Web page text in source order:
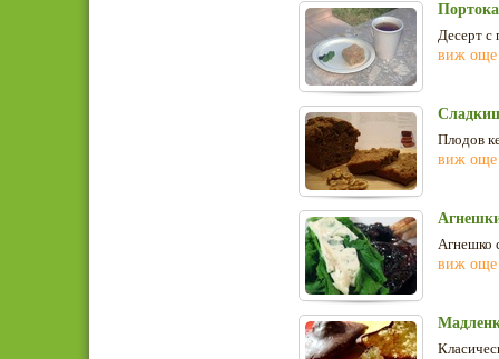
Десерт с
виж още
Плодов
виж още
Агнешко
виж още